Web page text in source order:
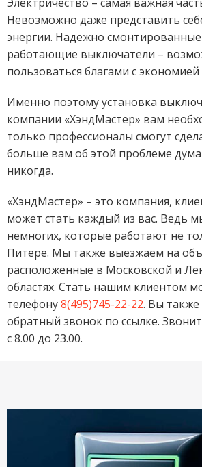
Невозможно даже представить
энергии. Надежно
работающие выключатели –
пользоваться благами с
Именно поэтому установка
компании «ХэндМастер» вам
только профессионалы смогут
больше вам об этой проблеме
никогда.
«ХэндМастер» – это компания,
может стать каждый из вас. Ведь
немногих, которые работают не
Питере. Мы также выезжаем на
расположенные в Московской и
областях. Стать нашим клиентом
телефону8(495)745-22-22. Вы также
обратный звонок по ссылке.
с 8.00 до 23.00.